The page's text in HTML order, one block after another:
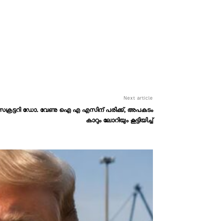
Next article
ഡോ. വേണു ഐ എ എസിന് പരിക്ക്, അപകടം
കാറും ലോറിയും കൂട്ടിയിച്ച്